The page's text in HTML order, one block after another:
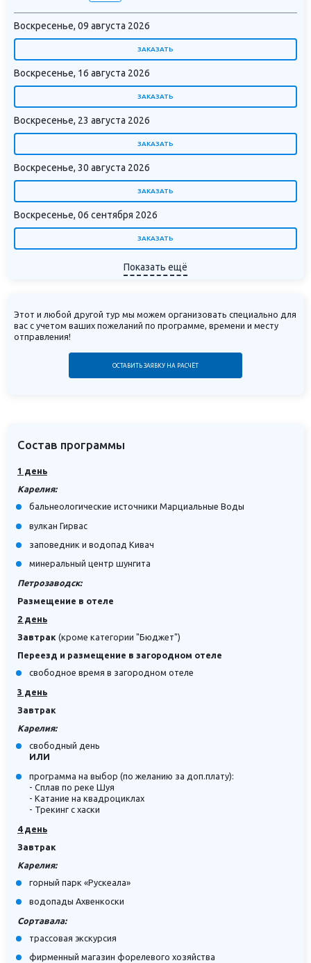
Воскресенье, 09 августа 2026
ЗАКАЗАТЬ
Воскресенье, 16 августа 2026
ЗАКАЗАТЬ
Воскресенье, 23 августа 2026
ЗАКАЗАТЬ
Воскресенье, 30 августа 2026
ЗАКАЗАТЬ
Воскресенье, 06 сентября 2026
ЗАКАЗАТЬ
Показать ещё
Этот и любой другой тур мы можем организовать специально для
вас с учетом ваших пожеланий по программе, времени и месту
отправления!
ОСТАВИТЬ ЗАЯВКУ НА РАСЧЁТ
Состав программы
1 день
Карелия:
бальнеологические источники Марциальные Воды
вулкан Гирвас
заповедник и водопад Кивач
минеральный центр шунгита
Петрозаводск:
Размещение в отеле
2 день
Завтрак (кроме категории "Бюджет")
Переезд и размещение в загородном отеле
свободное время в загородном отеле
3 день
Завтрак
Карелия:
свободный день
ИЛИ
программа на выбор (по желанию за доп.плату):
- Сплав по реке Шуя
- Катание на квадроциклах
- Трекинг с хаски
4 день
Завтрак
Карелия:
горный парк «Рускеала»
водопады Ахвенкоски
Сортавала:
трассовая экскурсия
фирменный магазин форелевого хозяйства